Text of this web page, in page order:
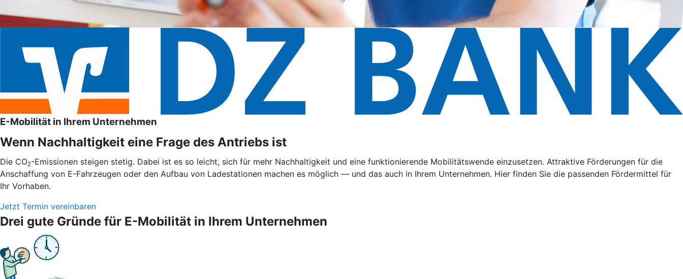
E-Mobilität in Ihrem Unternehmen
Wenn Nachhaltigkeit eine Frage des Antriebs ist
Die CO2-Emissionen steigen stetig. Dabei ist es so leicht, sich für mehr Nachhaltigkeit und eine funktionierende Mobilitätswende einzusetzen. Attraktive Förderungen für die
Anschaffung von E-Fahrzeugen oder den Aufbau von Ladestationen machen es möglich — und das auch in Ihrem Unternehmen. Hier finden Sie die passenden Fördermittel für
Ihr Vorhaben.
Jetzt Termin vereinbaren
Drei gute Gründe für E-Mobilität in Ihrem Unternehmen